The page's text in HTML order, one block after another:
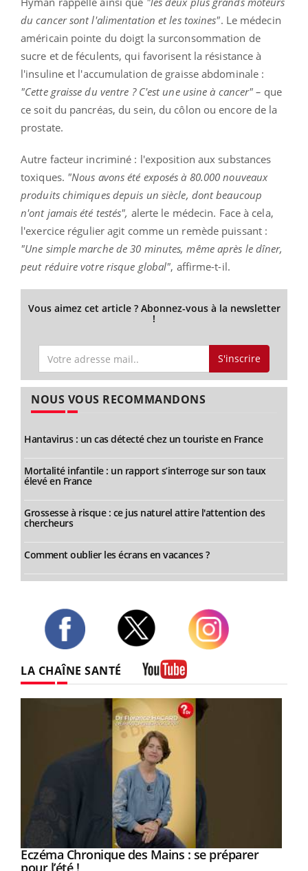
du cancer sont l'alimentation et les toxines". Le médecin
américain pointe du doigt la surconsommation de
sucre et de féculents, qui favorisent la résistance à
l'insuline et l'accumulation de graisse abdominale :
"Cette graisse du ventre ? C'est une usine à cancer" – que
ce soit du pancréas, du sein, du côlon ou encore de la
prostate.
Autre facteur incriminé : l'exposition aux substances
toxiques. "Nous avons été exposés à 80.000 nouveaux
produits chimiques depuis un siècle, dont beaucoup
n'ont jamais été testés", alerte le médecin. Face à cela,
l'exercice régulier agit comme un remède puissant :
"Une simple marche de 30 minutes, même après le dîner,
peut réduire votre risque global", affirme-t-il.
Vous aimez cet article ? Abonnez-vous à la newsletter
!
S'inscrire
NOUS VOUS RECOMMANDONS
Hantavirus : un cas détecté chez un touriste en France
Mortalité infantile : un rapport s’interroge sur son taux
élevé en France
Grossesse à risque : ce jus naturel attire l'attention des
chercheurs
Comment oublier les écrans en vacances ?
LA CHAÎNE SANTÉ
Youtube
Eczéma Chronique des Mains : se préparer
pour l’été !Youtube